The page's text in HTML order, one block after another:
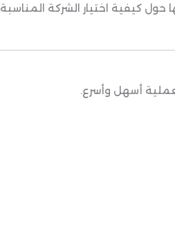
كيفية اختيار الشركة المناسبة
أسهل وأسرع.